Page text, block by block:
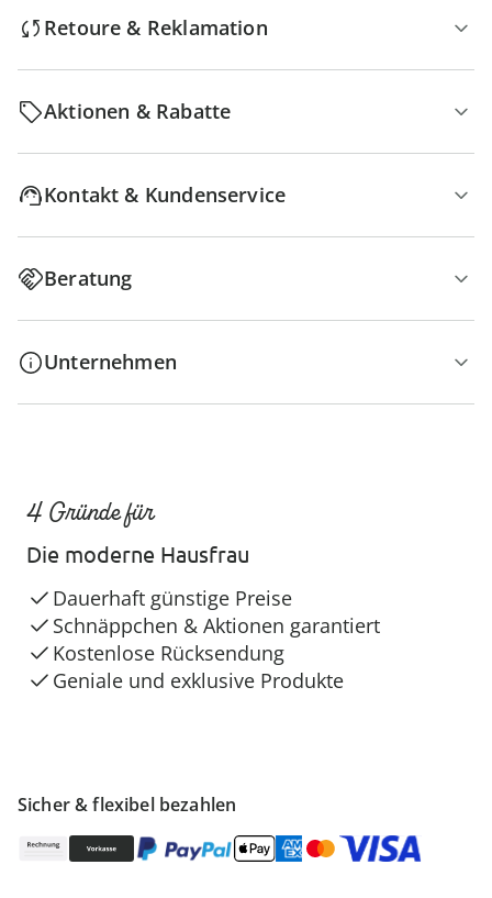
Retoure & Reklamation
Aktionen & Rabatte
Kontakt & Kundenservice
Beratung
Unternehmen
Sicher & flexibel bezahlen
4 Gründe für
Die moderne Hausfrau
Dauerhaft günstige Preise
Schnäppchen & Aktionen garantiert
Kostenlose Rücksendung
Geniale und exklusive Produkte